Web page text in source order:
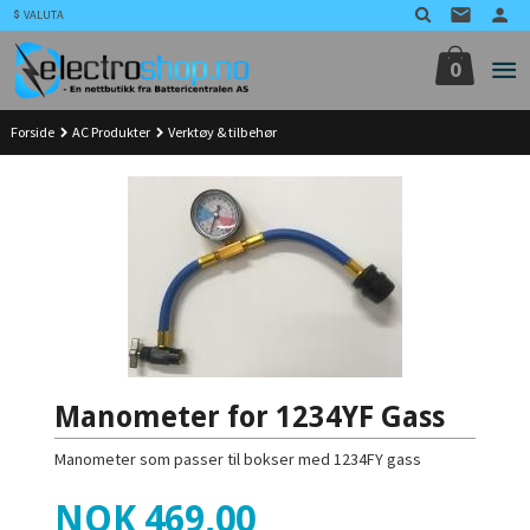
Gå
til
innholdet
VALUTA
0
Forside AC Produkter Verktøy & tilbehør
Manometer for 1234YF Gass
Manometer som passer til bokser med 1234FY gass
Pris
NOK 469,00